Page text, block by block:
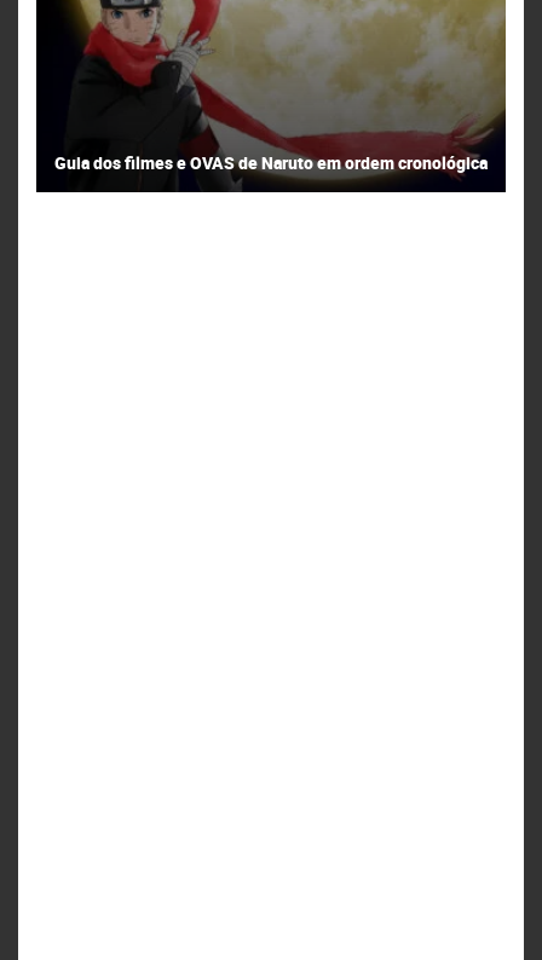
Guia dos filmes e OVAS de Naruto em ordem cronológica